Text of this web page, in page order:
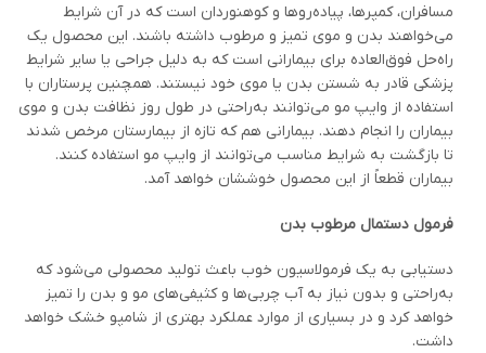
مسافران، کمپر­ها، پیاده‌روها و کوهنوردان است که در آن شرایط
می‌خواهند بدن و موی تمیز و مرطوب داشته باشند. این محصول یک
راه‌حل فوق‌العاده برای بیمارانی است که به دلیل جراحی یا سایر شرایط
پزشکی قادر به شستن بدن یا موی خود نیستند. همچنین پرستاران با
استفاده از وایپ مو می‌توانند به‌راحتی در طول روز نظافت بدن و موی
بیماران را انجام دهند. بیمارانی هم که تازه از بیمارستان مرخص شدند
تا بازگشت به شرایط مناسب می‌توانند از وایپ مو استفاده کنند.
بیماران قطعاً از این محصول خوششان خواهد آمد.
فرمول دستمال مرطوب بدن
دستیابی به یک فرمولاسیون خوب باعث تولید محصولی می‌شود که
به‌راحتی و بدون نیاز به آب چربی‌ها و کثیفی‌های مو و بدن را تمیز
خواهد کرد و در بسیاری از موارد عملکرد بهتری از شامپو خشک خواهد
داشت.